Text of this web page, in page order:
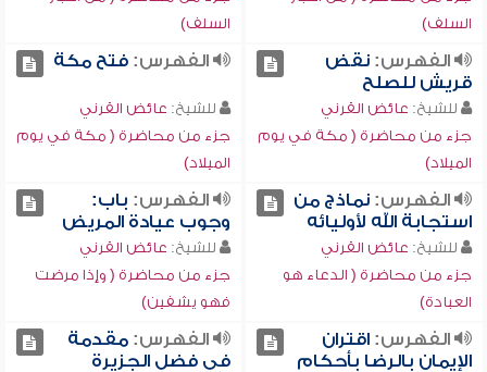
السلف)
السلف)
الفهرس:نقض
قريش للصلح
للشيخ: عائض القرني
جزء من محاضرة ( مكة في يوم
الميلاد)
الفهرس:فتح مكة
للشيخ: عائض القرني
جزء من محاضرة ( مكة في يوم
الميلاد)
الفهرس:نماذج من
استجابة الله لأوليائه
للشيخ: عائض القرني
جزء من محاضرة ( الدعاء هو
العبادة)
الفهرس: باب:
وجوب عيادة المريض
للشيخ: عائض القرني
جزء من محاضرة ( وإذا مرضت
فهو يشفين)
الفهرس:اقتران
الإيمان بالرضا بأحكام
الفهرس:مقدمة
في فضل الجزيرة